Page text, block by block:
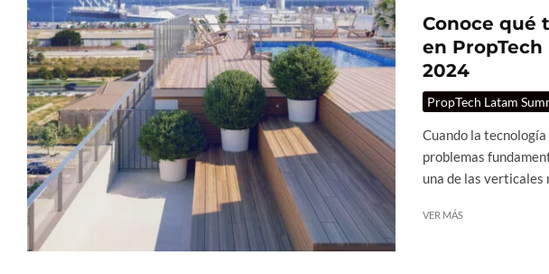
Conoce qué
en
2024
PropTech Latam
Cuando la
problemas
una de las verticales
VER MÁS